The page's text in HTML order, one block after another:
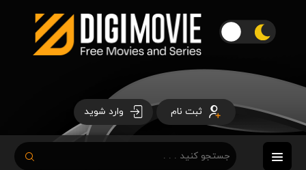
ثبت نام وارد شوید